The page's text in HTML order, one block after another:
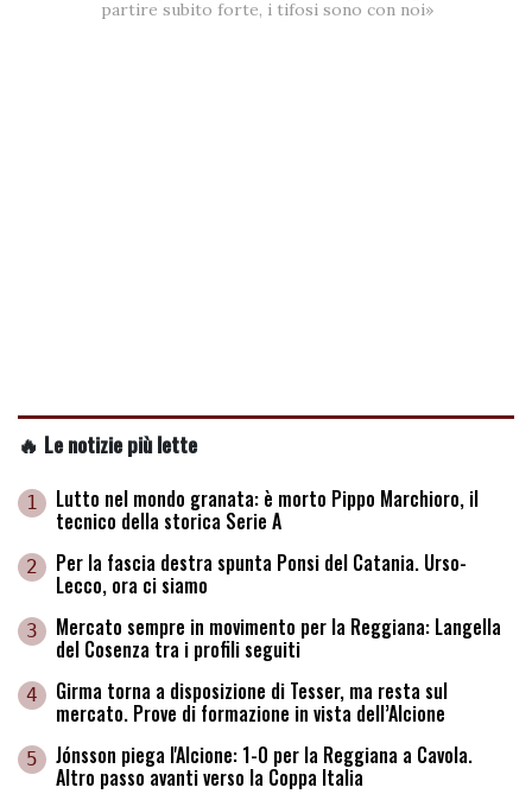
partire subito forte, i tifosi sono con noi»
🔥 Le notizie più lette
1 Lutto nel mondo granata: è morto Pippo Marchioro, il
tecnico della storica Serie A
2 Per la fascia destra spunta Ponsi del Catania. Urso-
Lecco, ora ci siamo
3 Mercato sempre in movimento per la Reggiana: Langella
del Cosenza tra i profili seguiti
4 Girma torna a disposizione di Tesser, ma resta sul
mercato. Prove di formazione in vista dell’Alcione
5 Jónsson piega l'Alcione: 1-0 per la Reggiana a Cavola.
Altro passo avanti verso la Coppa Italia